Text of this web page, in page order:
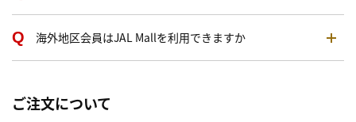
海外地区会員はJAL Mallを利用できますか
ご注文について